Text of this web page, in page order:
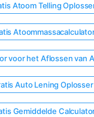
Atoom Telling
voor het Aflossen van
Auto Lening Oplosser
Gemiddelde